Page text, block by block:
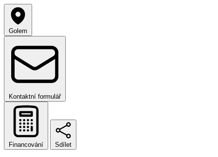
Golem
Kontaktní formulář
Financování Sdílet